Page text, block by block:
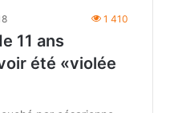
1 410
11 ans
été «violée